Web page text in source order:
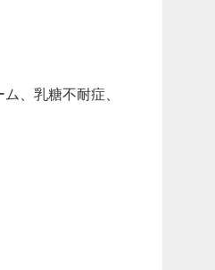
、乳糖不耐症、